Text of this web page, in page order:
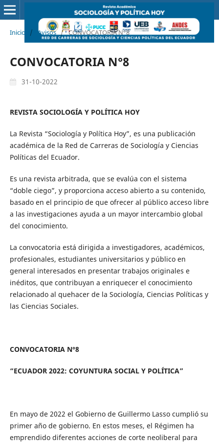
Inicio / Avisos / CONVOCATORIA N°8
CONVOCATORIA N°8
31-10-2022
REVISTA SOCIOLOGÍA Y POLÍTICA HOY
La Revista “Sociología y Política Hoy”, es una publicación
académica de la Red de Carreras de Sociología y Ciencias
Políticas del Ecuador.
Es una revista arbitrada, que se evalúa con el sistema
“doble ciego”, y proporciona acceso abierto a su contenido,
basado en el principio de que ofrecer al público acceso libre
a las investigaciones ayuda a un mayor intercambio global
del conocimiento.
La convocatoria está dirigida a investigadores, académicos,
profesionales, estudiantes universitarios y público en
general interesados en presentar trabajos originales e
inéditos, que contribuyan a enriquecer el conocimiento
relacionado al quehacer de la Sociología, Ciencias Políticas y
las Ciencias Sociales.
CONVOCATORIA N°8
“ECUADOR 2022: COYUNTURA SOCIAL Y POLÍTICA”
En mayo de 2022 el Gobierno de Guillermo Lasso cumplió su
primer año de gobierno. En estos meses, el Régimen ha
emprendido diferentes acciones de corte neoliberal para